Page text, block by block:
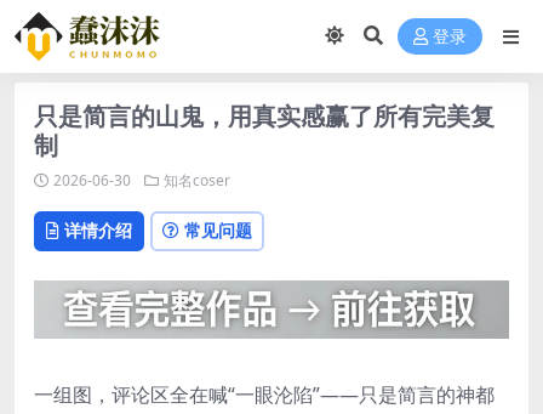
登录
只是简言的山鬼，用真实感赢了所有完美复
制
2026-06-30 知名coser
详情介绍 常见问题
一组图，评论区全在喊“一眼沦陷”——只是简言的神都